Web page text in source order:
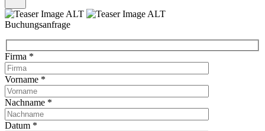
Buchungsanfrage
Firma *
Vorname *
Nachname *
Datum *